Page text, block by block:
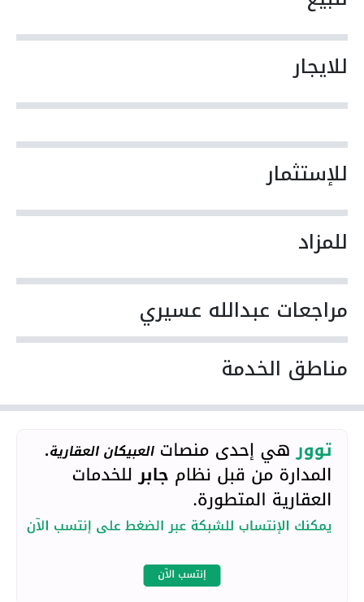
للايجار
للإستثمار
للمزاد
مراجعات عبدالله عسيري
مناطق الخدمة